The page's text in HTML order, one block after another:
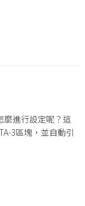
麼進行設定呢？這
3區塊，並自動引